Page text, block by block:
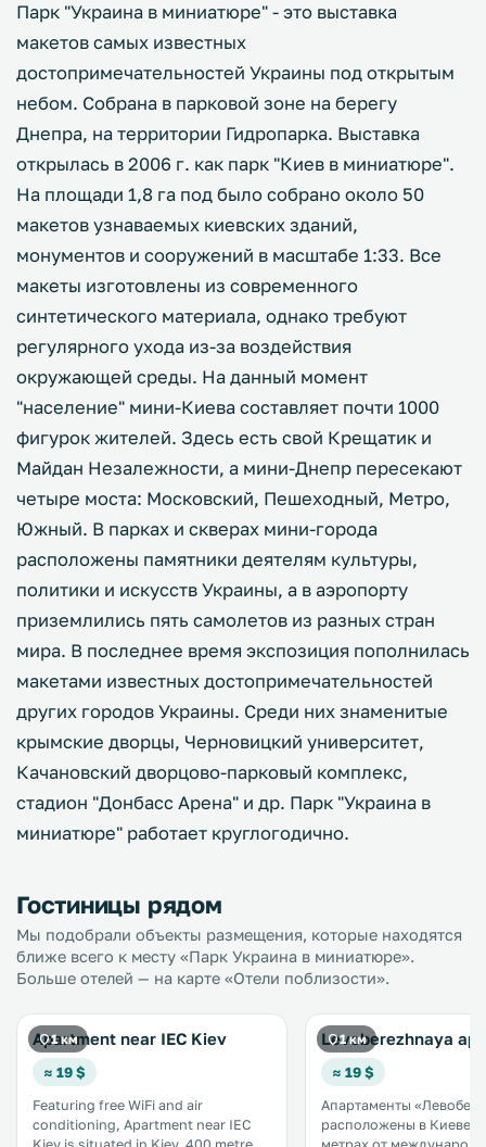
Парк "Украина в миниатюре" - это выставка
макетов самых известных
достопримечательностей Украины под открытым
небом. Собрана в парковой зоне на берегу
Днепра, на территории Гидропарка. Выставка
открылась в 2006 г. как парк "Киев в миниатюре".
На площади 1,8 га под было собрано около 50
макетов узнаваемых киевских зданий,
монументов и сооружений в масштабе 1:33. Все
макеты изготовлены из современного
синтетического материала, однако требуют
регулярного ухода из-за воздействия
окружающей среды. На данный момент
"население" мини-Киева составляет почти 1000
фигурок жителей. Здесь есть свой Крещатик и
Майдан Незалежности, а мини-Днепр пересекают
четыре моста: Московский, Пешеходный, Метро,
Южный. В парках и скверах мини-города
расположены памятники деятелям культуры,
политики и искусств Украины, а в аэропорту
приземлились пять самолетов из разных стран
мира. В последнее время экспозиция пополнилась
макетами известных достопримечательностей
других городов Украины. Среди них знаменитые
крымские дворцы, Черновицкий университет,
Качановский дворцово-парковый комплекс,
стадион "Донбасс Арена" и др. Парк "Украина в
миниатюре" работает круглогодично.
Гостиницы рядом
Мы подобрали объекты размещения, которые находятся
ближе всего к месту «Парк Украина в миниатюре».
Больше отелей — на карте «Отели поблизости».
1 км
Apartment near IEC Kiev
≈ 19 $
Featuring free WiFi and air
conditioning, Apartment near IEC
1 км
Levoberezhnaya
≈ 19 $
Апартаменты
расположены в Киеве,